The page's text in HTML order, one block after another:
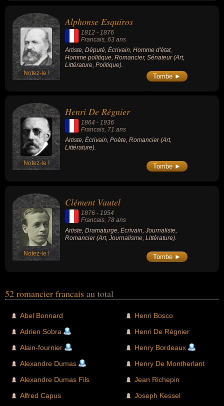
Notez-le !
Alphonse Esquiros
1812 - 1876
Francais , 63 ans
Artiste, Député, Écrivain, Homme d'état,
Homme politique, Romancier, Sénateur (Art,
Littérature, Politique).
Tombe ►
Notez-le !
Henri De Régnier
1864 - 1936
Francais, 71 ans
Artiste, Écrivain, Poète, Romancier (Art,
Littérature).
Tombe ►
Notez-le !
Clément Vautel
1876 - 1954
Francais , 78 ans
Artiste, Dramaturge, Écrivain, Journaliste,
Romancier (Art, Journalisme, Littérature).
Tombe ►
52 romancier francais au total
Abel Bonnard
Adrien Sobra
Alain-fournier
Alexandre Dumas
Alexandre Dumas Fils
Alfred Capus
Henri Bosco
Henri De Régnier
Henry Bordeaux
Henry De Montherlant
Jean Richepin
Joseph Kessel